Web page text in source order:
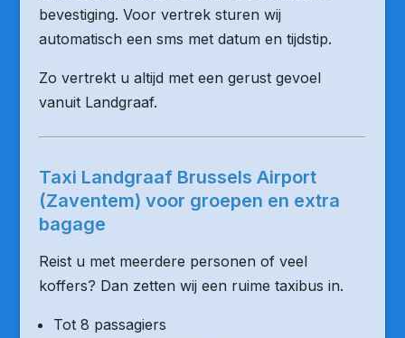
bevestiging. Voor vertrek sturen wij
automatisch een sms met datum en tijdstip.
Zo vertrekt u altijd met een gerust gevoel
vanuit Landgraaf.
Taxi Landgraaf Brussels Airport
(Zaventem) voor groepen en extra
bagage
Reist u met meerdere personen of veel
koffers? Dan zetten wij een ruime taxibus in.
Tot 8 passagiers